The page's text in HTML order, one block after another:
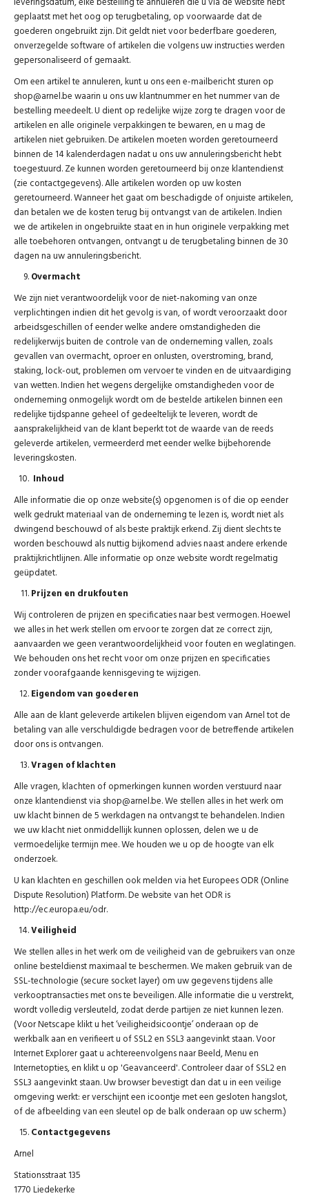
geplaatst met het oog op terugbetaling, op voorwaarde dat de
goederen ongebruikt zijn. Dit geldt niet voor bederfbare goederen,
onverzegelde software of artikelen die volgens uw instructies werden
gepersonaliseerd of gemaakt.
Om een artikel te annuleren, kunt u ons een e-mailbericht sturen op
shop@arnel.bewaarin u ons uw klantnummer en het nummer van de
bestelling meedeelt. U dient op redelijke wijze zorg te dragen voor de
artikelen en alle originele verpakkingen te bewaren, en u mag de
artikelen niet gebruiken. De artikelen moeten worden geretourneerd
binnen de 14 kalenderdagen nadat u ons uw annuleringsbericht hebt
toegestuurd. Ze kunnen worden geretourneerd bij onze klantendienst
(zie contactgegevens). Alle artikelen worden op uw kosten
geretourneerd. Wanneer het gaat om beschadigde of onjuiste artikelen,
dan betalen we de kosten terug bij ontvangst van de artikelen. Indien
we de artikelen in ongebruikte staat en in hun originele verpakking met
alle toebehoren ontvangen, ontvangt u de terugbetaling binnen de 30
dagen na uw annuleringsbericht.
Overmacht
We zijn niet verantwoordelijk voor de niet-nakoming van onze
verplichtingen indien dit het gevolg is van, of wordt veroorzaakt door
arbeidsgeschillen of eender welke andere omstandigheden die
redelijkerwijs buiten de controle van de onderneming vallen, zoals
gevallen van overmacht, oproer en onlusten, overstroming, brand,
staking, lock-out, problemen om vervoer te vinden en de uitvaardiging
van wetten. Indien het wegens dergelijke omstandigheden voor de
onderneming onmogelijk wordt om de bestelde artikelen binnen een
redelijke tijdspanne geheel of gedeeltelijk te leveren, wordt de
aansprakelijkheid van de klant beperkt tot de waarde van de reeds
geleverde artikelen, vermeerderd met eender welke bijbehorende
leveringskosten.
Inhoud
Alle informatie die op onze website(s) opgenomen is of die op eender
welk gedrukt materiaal van de onderneming te lezen is, wordt niet als
dwingend beschouwd of als beste praktijk erkend. Zij dient slechts te
worden beschouwd als nuttig bijkomend advies naast andere erkende
praktijkrichtlijnen. Alle informatie op onze website wordt regelmatig
geüpdatet.
Prijzen en drukfouten
Wij controleren de prijzen en specificaties naar best vermogen. Hoewel
we alles in het werk stellen om ervoor te zorgen dat ze correct zijn,
aanvaarden we geen verantwoordelijkheid voor fouten en weglatingen.
We behouden ons het recht voor om onze prijzen en specificaties
zonder voorafgaande kennisgeving te wijzigen.
Eigendom van goederen
Alle aan de klant geleverde artikelen blijven eigendom van Arnel tot de
betaling van alle verschuldigde bedragen voor de betreffende artikelen
door ons is ontvangen.
Vragen of klachten
Alle vragen, klachten of opmerkingen kunnen worden verstuurd naar
onze klantendienst via shop@arnel.be. We stellen alles in het werk om
uw klacht binnen de 5 werkdagen na ontvangst te behandelen. Indien
we uw klacht niet onmiddellijk kunnen oplossen, delen we u de
vermoedelijke termijn mee. We houden we u op de hoogte van elk
onderzoek.
U kan klachten en geschillen ook melden via het Europees ODR (Online
Dispute Resolution) Platform. De website van het ODR is
http://ec.europa.eu/odr.
Veiligheid
We stellen alles in het werk om de veiligheid van de gebruikers van onze
online besteldienst maximaal te beschermen. We maken gebruik van de
SSL-technologie (secure socket layer) om uw gegevens tijdens alle
verkooptransacties met ons te beveiligen. Alle informatie die u verstrekt,
wordt volledig versleuteld, zodat derde partijen ze niet kunnen lezen.
(Voor Netscape klikt u het ‘veiligheidsicoontje’ onderaan op de
werkbalk aan en verifieert u of SSL2 en SSL3 aangevinkt staan. Voor
Internet Explorer gaat u achtereenvolgens naar Beeld, Menu en
Internetopties, en klikt u op 'Geavanceerd'. Controleer daar of SSL2 en
SSL3 aangevinkt staan. Uw browser bevestigt dan dat u in een veilige
omgeving werkt: er verschijnt een icoontje met een gesloten hangslot,
of de afbeelding van een sleutel op de balk onderaan op uw scherm.)
Contactgegevens
Arnel
Stationsstraat 135
1770 Liedekerke